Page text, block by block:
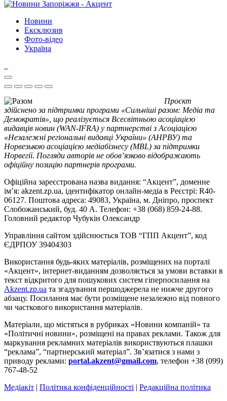
Новини
Ексклюзив
Фото-відео
Україна
Проєкт
здійснено за підтримки програми «Сильніші разом: Медіа та
Демократія», що реалізується Всесвітньою асоціацією
видавців новин (WAN-IFRA) у партнерстві з Асоціацією
«Незалежні регіональні видавці України» (АНРВУ) та
Норвезькою асоціацією медіабізнесу (MBL) за підтримки
Норвегії. Погляди авторів не обов’язково відображають
офіційну позицію партнерів програми.
Офіційна зареєстрована назва видання: “Акцент”, доменне
ім’я: akzent.zp.ua, ідентифікатор онлайн-медіа в Реєстрі: R40-
06127. Поштова адреса: 49083, Україна, м. Дніпро, проспект
Слобожанський, буд. 40 А. Телефон: +38 (068) 859-24-88.
Головний редактор Чубукін Олександр
Управління сайтом здійснюється ТОВ “ГПП Акцент”, код
ЄДРПОУ 39404303
Використання будь-яких матеріалів, розміщених на порталі
«Акцент», інтернет-виданням дозволяється за умови вставки в
текст відкритого для пошукових систем гіперпосилання на
Akzent.zp.ua та згадування першоджерела не нижче другого
абзацу. Посилання має бути розміщене незалежно від повного
чи часткового використання матеріалів.
Матеріали, що містяться в рубриках «Новини компаній» та
«Політичні новини», розміщені на правах реклами. Також для
маркування рекламних матеріалів використвуються плашки
“реклама”, “партнерський матеріал”. Зв’язатися з нами з
приводу реклами: portal.akzent@gmail.com, телефон +38 (099)
767-48-52
Медіакіт | Політика конфіденційності | Редакційна політика